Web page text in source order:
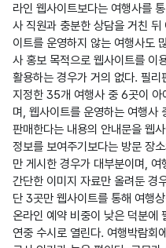
라인 웹사이트보다는 여행사를
사 직원과 충분한 상담을 거친
이트를 운영하지 않는 여행사도
사 홍보 목적으로 웹사이트를 이
활용하는 경우가 거의 없다. 필
지정한 35개 여행사 중 6곳이 아
며, 웹사이트를 운영하는 여행사
판매한다는 내용의 안내문을 웹
정보를 보여주기보다는 방문 장
만 게시한 경우가 대부분이며,
간단한 이미지 자료만 올려둔 경
단 3곳만 웹사이트를 통해 여행
온라인 예약 비중이 낮은 덕분에
연중 수시로 열린다. 여행박람회